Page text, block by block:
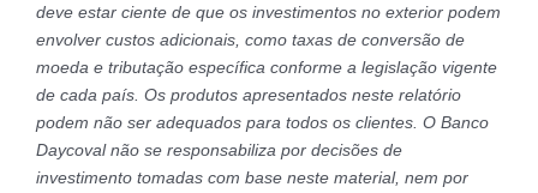
deve estar ciente de que os investimentos no exterior podem
envolver custos adicionais, como taxas de conversão de
moeda e tributação específica conforme a legislação vigente
de cada país. Os produtos apresentados neste relatório
podem não ser adequados para todos os clientes. O Banco
Daycoval não se responsabiliza por decisões de
investimento tomadas com base neste material, nem por